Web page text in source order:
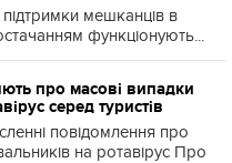
мешканців в
функціонують...
про масові випадки
серед туристів
повідомлення про
на ротавірус Про